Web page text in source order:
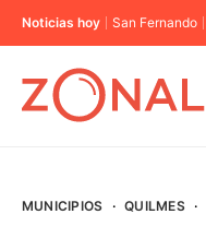
Noticias hoy San Fernando
MUNICIPIOS · QUILMES ·